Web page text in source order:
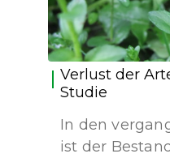
Verlust der
Studie
In den
ist der